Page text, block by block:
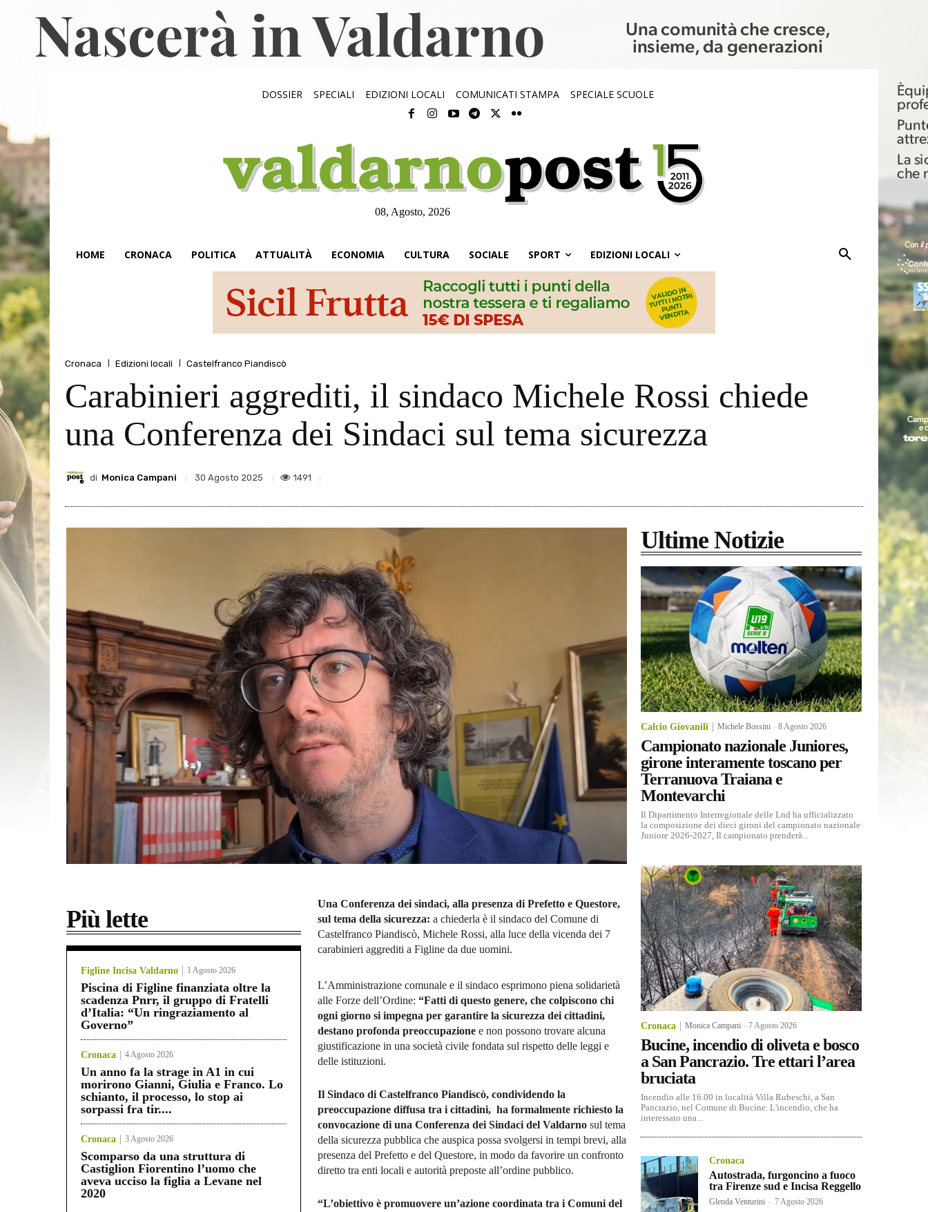
DOSSIER SPECIALI EDIZIONI LOCALI COMUNICATI STAMPA SPECIALE SCUOLE
08, Agosto, 2026
HOME CRONACA POLITICA ATTUALITÀ ECONOMIA CULTURA SOCIALE SPORT EDIZIONI LOCALI
Cronaca Edizioni locali Castelfranco Piandiscò
Carabinieri aggrediti, il sindaco Michele Rossi chiede
una Conferenza dei Sindaci sul tema sicurezza
di Monica Campani 30 Agosto 2025 1491
Più lette
Figline Incisa Valdarno 1 Agosto 2026
Piscina di Figline finanziata oltre la
scadenza Pnrr, il gruppo di Fratelli
d’Italia: “Un ringraziamento al
Governo”
Cronaca 4 Agosto 2026
Un anno fa la strage in A1 in cui
morirono Gianni, Giulia e Franco. Lo
schianto, il processo, lo stop ai
sorpassi fra tir....
Cronaca 3 Agosto 2026
Scomparso da una struttura di
Castiglion Fiorentino l’uomo che
aveva ucciso la figlia a Levane nel
2020
Una Conferenza dei sindaci, alla presenza di Prefetto e Questore,
sul tema della sicurezza: a chiederla è il sindaco del Comune di
Castelfranco Piandiscò, Michele Rossi, alla luce della vicenda dei 7
carabinieri aggrediti a Figline da due uomini.
L’Amministrazione comunale e il sindaco esprimono piena solidarietà
alle Forze dell’Ordine: “Fatti di questo genere, che colpiscono chi
ogni giorno si impegna per garantire la sicurezza dei cittadini,
destano profonda preoccupazione e non possono trovare alcuna
giustificazione in una società civile fondata sul rispetto delle leggi e
delle istituzioni.
Il Sindaco di Castelfranco Piandiscò, condividendo la
preoccupazione diffusa tra i cittadini, ha formalmente richiesto la
convocazione di una Conferenza dei Sindaci del Valdarno sul tema
della sicurezza pubblica che auspica possa svolgersi in tempi brevi, alla
presenza del Prefetto e del Questore, in modo da favorire un confronto
diretto tra enti locali e autorità preposte all’ordine pubblico.
“L’obiettivo è promuovere un’azione coordinata tra i Comuni del
Ultime Notizie
Calcio Giovanili Michele Bossini -8 Agosto 2026
Campionato nazionale Juniores,
girone interamente toscano per
Terranuova Traiana e
Montevarchi
Il Dipartimento Interregionale delle Lnd ha ufficializzato
la composizione dei dieci gironi del campionato nazionale
Juniore 2026-2027, Il campionato prenderà...
Cronaca Monica Campani -7 Agosto 2026
Bucine, incendio di oliveta e bosco
a San Pancrazio. Tre ettari l’area
bruciata
Incendio alle 16.00 in località Villa Rubeschi, a San
Pancrazio, nel Comune di Bucine. L'incendio, che ha
interessato una...
Cronaca
Autostrada, furgoncino a fuoco
tra Firenze sud e Incisa Reggello
Glenda Venturini - 7 Agosto 2026